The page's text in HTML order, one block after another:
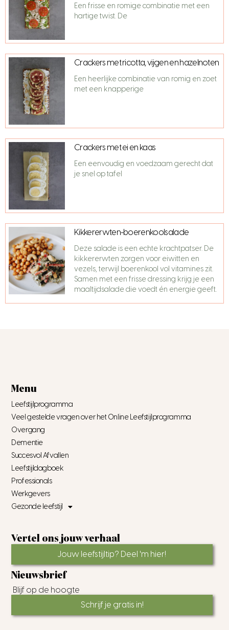
Een frisse en romige combinatie met een
hartige twist. De
Crackers met ricotta, vijgen en hazelnoten
Een heerlijke combinatie van romig en zoet
met een knapperige
Crackers met ei en kaas
Een eenvoudig en voedzaam gerecht dat
je snel op tafel
Kikkererwten-boerenkoolsalade
Deze salade is een echte krachtpatser. De
kikkererwten zorgen voor eiwitten en
vezels, terwijl boerenkool vol vitamines zit.
Samen met een frisse dressing krijg je een
maaltijdsalade die voedt én energie geeft.
Menu
Leefstijlprogramma
Veel gestelde vragen over het Online Leefstijlprogramma
Overgang
Dementie
Succesvol Afvallen
Leefstijldagboek
Professionals
Werkgevers
Gezonde leefstijl
Vertel ons jouw verhaal
Jouw leefstijltip? Deel 'm hier!
Nieuwsbrief
Blijf op de hoogte
Schrijf je gratis in!